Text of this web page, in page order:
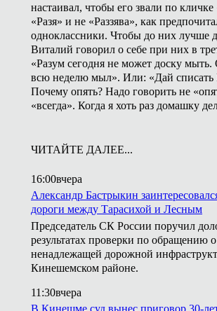
настаивал, чтобы его звали по
«Разя» и не «Раззява», как
одноклассники. Чтобы до них лучше
Виталий говорил о себе при них в
«Разум сегодня не может доску мыть.
всю неделю мыл». Или: «Дай списать
Почему опять? Надо говорить не
«всегда». Когда я хоть раз домашку
ЧИТАЙТЕ ДАЛЕЕ...
16:00вчера
Александр Бастрыкин
дороги между Тарасихой и Лесным
Председатель СК России поручил
результатах проверки по обращению о
ненадлежащей дорожной
Кинешемском районе.
11:30вчера
В Кинешме суд вынес приговор 30-